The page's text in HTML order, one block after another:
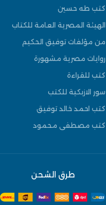
كتب طه حسين
الهيئة المصرية العامة للكتاب
من مؤلفات توفيق الحكيم
روايات مصرية مشهورة
كتب للقراءة
سور الازبكية للكتب
كتب احمد خالد توفيق
كتب مصطفى محمود
طرق الشحن